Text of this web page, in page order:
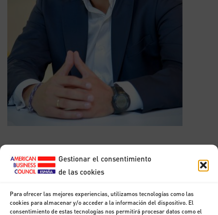
Gestionar el consentimiento
de las cookies
Para ofrecer las mejores experiencias, utilizamos tecnologías como las
cookies para almacenar y/o acceder a la información del dispositivo. El
consentimiento de estas tecnologías nos permitirá procesar datos como el
Horacio Morell
Presidente, IBM